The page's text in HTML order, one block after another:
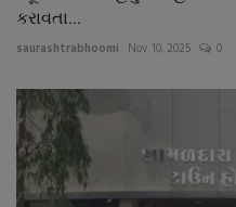
કરાવતા...
saurashtrabhoomi Nov 10, 2025 0